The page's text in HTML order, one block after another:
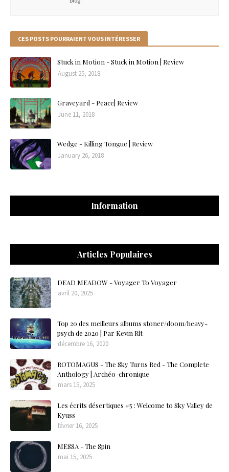
CES POSTS POURRAIENT VOUS INTÉRESSER
Stuck in Motion - Stuck in Motion | Review
August 25, 2018
Graveyard - Peace| Review
June 11, 2018
Wedge - Killing Tongue | Review
January 26, 2018
Information
Articles Populaires
DEAD MEADOW - Voyager To Voyager
avril 20, 2025
Top 20 des meilleurs albums stoner/doom/heavy-
psych de 2020 | Par Kevin Rlt
décembre 16, 2020
ROTOMAGUS - The Sky Turns Red - The Complete
Anthology | Archéo-chronique
mars 15, 2025
Les écrits désertiques #5 : Welcome to Sky Valley de
Kyuss
février 16, 2025
MESSA - The Spin
mai 15, 2025